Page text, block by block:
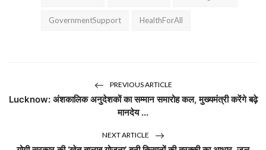
GovernmentSupport HealthForAll
PREVIOUS ARTICLE
Lucknow: अंशकालिक अनुदेशकों का सम्मान समारोह कल, मुख्यमंत्री करेंगे बढ़े
मानदेय ...
NEXT ARTICLE